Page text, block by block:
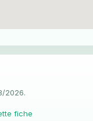
2026.
fiche